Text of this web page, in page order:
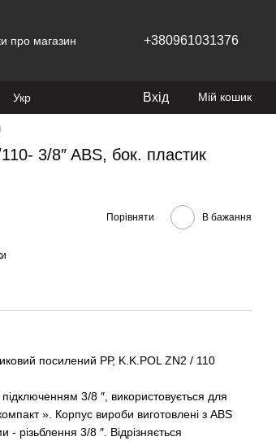
про магазин +380961031376
Укр Вхід Мій кошик
3/8″ ABS, бок. пластик
Порівняти В бажання
посилений РР, K.K.POL ZN2 / 110
3/8 ″, використовується для
». Корпус вироби виготовлені з ABS
- різьблення 3/8 ″. Відрізняється